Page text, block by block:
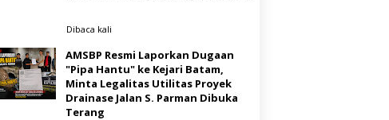
Dibaca kali
AMSBP Resmi Laporkan Dugaan
"Pipa Hantu" ke Kejari Batam,
Minta Legalitas Utilitas Proyek
Drainase Jalan S. Parman Dibuka
Terang